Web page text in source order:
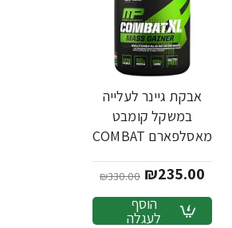
אבקת גיינר לעלייה
במשקל קומבט
מאסלפארם COMBAT
- מבית
MusclePharm
₪235.00
₪330.00
הוסף
לעגלה